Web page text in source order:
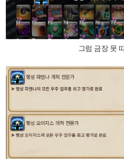
그럼 금장 못